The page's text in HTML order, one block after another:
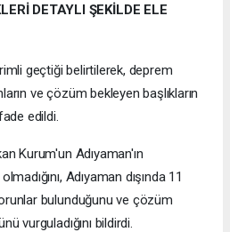
DETAYLI ŞEKİLDE ELE
geçtiği belirtilerek, deprem
ve çözüm bekleyen başlıkların
edildi.
Kurum'un Adıyaman'ın
Adıyaman dışında 11
bulunduğunu ve çözüm
vurguladığını bildirdi.